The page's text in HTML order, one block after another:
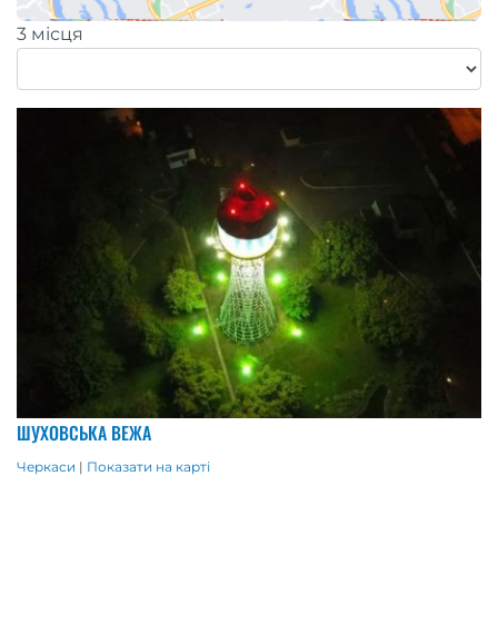
3 місця
ШУХОВСЬКА ВЕЖА
Черкаси | Показати на карті